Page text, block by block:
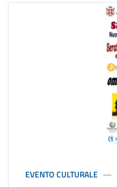
EVENTO CULTURALE